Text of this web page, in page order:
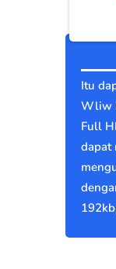
Itu
Wliw
Full
dapat